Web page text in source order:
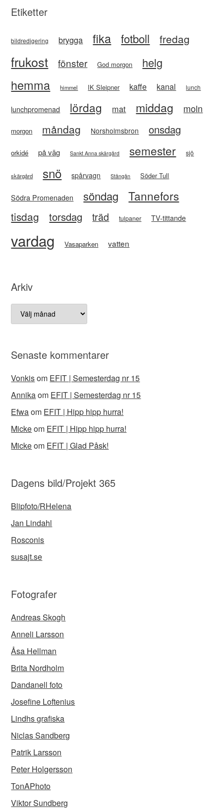
Etiketter
bildredigering brygga fika fotboll fredag
frukost fönster God morgon helg
hemma himmel IK Sleipner kaffe kanal lunch
lunchpromenad lördag mat middag moln
morgon måndag Norsholmsbron onsdag
orkidé på väg Sankt Anna skärgård semester sjö
skärgård snö spårvagn Stångån Söder Tull
Södra Promenaden söndag Tannefors
tisdag torsdag träd tulpaner TV-tittande
vardag Vasaparken vatten
Arkiv
Arkiv
Senaste kommentarer
Vonkisom EFIT | Semesterdag nr 15
Annikaom EFIT | Semesterdag nr 15
Efwaom EFIT | Hipp hipp hurra!
Mickeom EFIT | Hipp hipp hurra!
Mickeom EFIT | Glad Påsk!
Dagens bild/Projekt 365
Blipfoto/RHelena
Jan Lindahl
Rosconis
susajt.se
Fotografer
Andreas Skogh
Anneli Larsson
Åsa Hellman
Brita Nordholm
Dandanell foto
Josefine Loftenius
Lindhs grafiska
Niclas Sandberg
Patrik Larsson
Peter Holgersson
TonAPhoto
Viktor Sundberg